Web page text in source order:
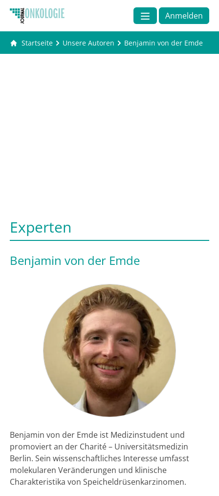
Anmelden
Startseite Unsere Autoren Benjamin von der Emde
Experten
Benjamin von der Emde
Benjamin von der Emde ist Medizinstudent und
promoviert an der Charité – Universitätsmedizin
Berlin. Sein wissenschaftliches Interesse umfasst
molekularen Veränderungen und klinische
Charakteristika von Speicheldrüsenkarzinomen.